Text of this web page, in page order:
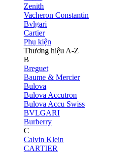
Zenith
Vacheron Constantin
Bvlgari
Cartier
Phụ kiện
Thương hiệu A-Z
B
Breguet
Baume & Mercier
Bulova
Bulova Accutron
Bulova Accu Swiss
BVLGARI
Burberry
C
Calvin Klein
CARTIER